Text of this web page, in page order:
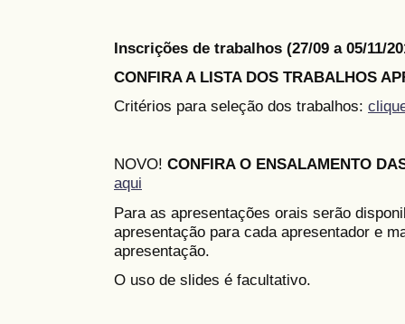
Inscrições de trabalhos (27/09 a 05/11/
CONFIRA A LISTA DOS TRABALHOS
Critérios para seleção dos trabalhos:
NOVO! CONFIRA O ENSALAMENTO
aqui
Para as apresentações orais serão
apresentação para cada apresentador e
apresentação.
O uso de slides é facultativo.